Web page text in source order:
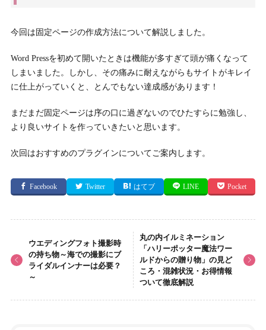
今回は固定ページの作成方法について解説しました。
Word Pressを初めて開いたときは機能が多すぎて頭が痛くなって
しまいました。しかし、その痛みに耐えながらもサイトがキレイ
に仕上がっていくと、とんでもない達成感があります！
まだまだ固定ページは序の口に過ぎないのでひたすらに勉強し、
より良いサイトを作っていきたいと思います。
次回はおすすめのプラグインについてご案内します。
Facebook Twitter はてブ LINE Pocket
ウエディングフォト撮影時
の持ち物～海での撮影にブ
ライダルインナーは必要？
～
丸の内イルミネーション
「ハリーポッター魔法ワー
ルドからの贈り物」の見ど
ころ・混雑状況・お得情報
ついて徹底解説